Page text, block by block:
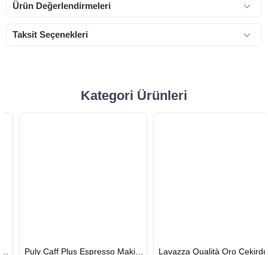
Ürün Değerlendirmeleri
Taksit Seçenekleri
Kategori Ürünleri
GÖNDERİ
Puly Caff Plus Espresso Makinesi Temizleyici Tablet 100 x 1.35 G
GÖNDERİ
Lavazza Qualità Oro Çekirdek Kahve 1 KG x 2